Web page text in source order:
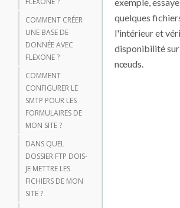
COMMENT CRÉER
UNE BASE DE
DONNÉE AVEC
FLEXONE ?
COMMENT
CONFIGURER LE
SMTP POUR LES
FORMULAIRES DE
MON SITE ?
DANS QUEL
DOSSIER FTP DOIS-
JE METTRE LES
FICHIERS DE MON
SITE ?
quelques
l'intérieur et
disponibilité
nœuds.